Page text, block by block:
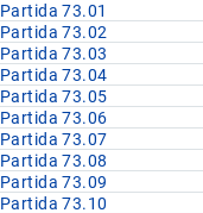
Partida 73.01
Partida 73.02
Partida 73.03
Partida 73.04
Partida 73.05
Partida 73.06
Partida 73.07
Partida 73.08
Partida 73.09
Partida 73.10